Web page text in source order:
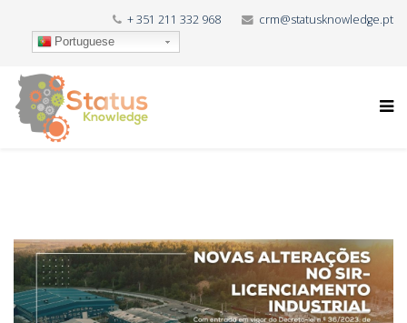
+ 351 211 332 968 crm@statusknowledge.pt
Portuguese